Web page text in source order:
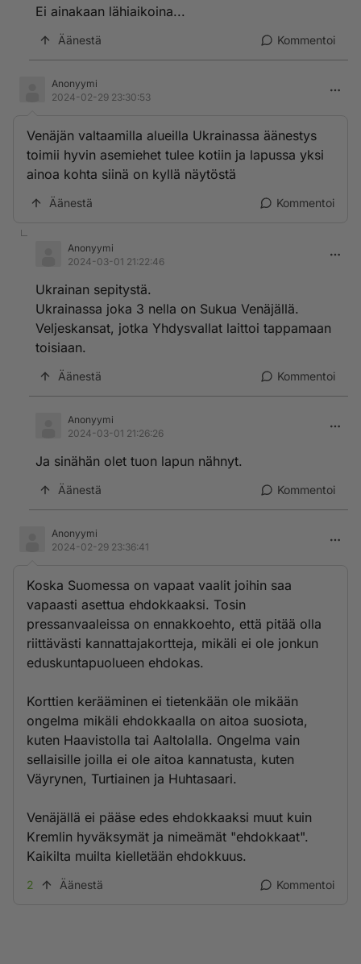
Ei ainakaan lähiaikoina...
Äänestä Kommentoi
Anonyymi
2024-02-29 23:30:53
Venäjän valtaamilla alueilla Ukrainassa äänestys
toimii hyvin asemiehet tulee kotiin ja lapussa yksi
ainoa kohta siinä on kyllä näytöstä
Äänestä Kommentoi
Anonyymi
2024-03-01 21:22:46
Ukrainan sepitystä.
Ukrainassa joka 3 nella on Sukua Venäjällä.
Veljeskansat, jotka Yhdysvallat laittoi tappamaan
toisiaan.
Äänestä Kommentoi
Anonyymi
2024-03-01 21:26:26
Ja sinähän olet tuon lapun nähnyt.
Äänestä Kommentoi
Anonyymi
2024-02-29 23:36:41
Koska Suomessa on vapaat vaalit joihin saa
vapaasti asettua ehdokkaaksi. Tosin
pressanvaaleissa on ennakkoehto, että pitää olla
riittävästi kannattajakortteja, mikäli ei ole jonkun
eduskuntapuolueen ehdokas.
Korttien kerääminen ei tietenkään ole mikään
ongelma mikäli ehdokkaalla on aitoa suosiota,
kuten Haavistolla tai Aaltolalla. Ongelma vain
sellaisille joilla ei ole aitoa kannatusta, kuten
Väyrynen, Turtiainen ja Huhtasaari.
Venäjällä ei pääse edes ehdokkaaksi muut kuin
Kremlin hyväksymät ja nimeämät "ehdokkaat".
Kaikilta muilta kielletään ehdokkuus.
2 Äänestä Kommentoi